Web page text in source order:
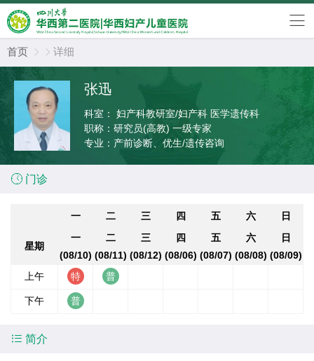
首页   详细
张迅
科室：
妇产科教研室/妇产科 医学遗传科
职称： 研究员(高教) 一级专家
专业： 产前诊断、优生/遗传咨询
 门诊
一 二 三 四 五 六 日
星期
一
(08/10)
二
(08/11)
三
(08/12)
四
(08/06)
五
(08/07)
六
(08/08)
日
(08/09)
上午
下午
 简介